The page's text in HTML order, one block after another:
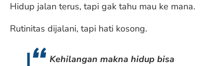
Hidup jalan terus, tapi gak tahu mau ke mana.
Rutinitas dijalani, tapi hati kosong.
Kehilangan makna hidup bisa